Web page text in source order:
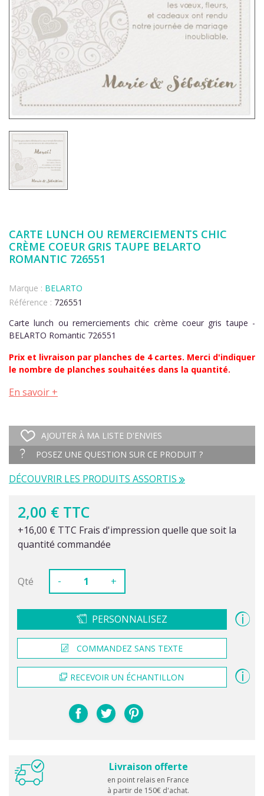
CARTE LUNCH OU REMERCIEMENTS CHIC
CRÈME COEUR GRIS TAUPE BELARTO
ROMANTIC 726551
Marque : BELARTO
Référence : 726551
Carte lunch ou remerciements chic crème coeur gris taupe -
BELARTO Romantic 726551
Prix et livraison par planches de 4 cartes. Merci d'indiquer
le nombre de planches souhaitées dans la quantité.
En savoir +
AJOUTER À MA LISTE D'ENVIES
POSEZ UNE QUESTION SUR CE PRODUIT ?
DÉCOUVRIR LES PRODUITS ASSORTIS
2,00 € TTC
+16,00 € TTC Frais d'impression quelle que soit la
quantité commandée
Qté - +
PERSONNALISEZ
COMMANDEZ SANS TEXTE
RECEVOIR UN ÉCHANTILLON
Livraison offerte
en point relais en France
à partir de 150€ d'achat.